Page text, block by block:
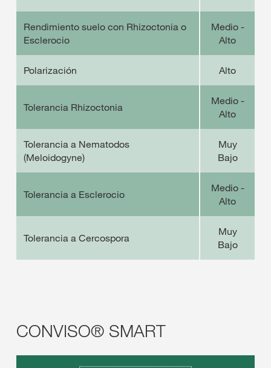
Rendimiento suelo con Rhizoctonia o
Esclerocio
Medio -
Alto
Polarización Alto
Tolerancia Rhizoctonia
Medio -
Alto
Tolerancia a Nematodos
(Meloidogyne)
Muy
Bajo
Tolerancia a Esclerocio
Medio -
Alto
Tolerancia a Cercospora
Muy
Bajo
CONVISO® SMART